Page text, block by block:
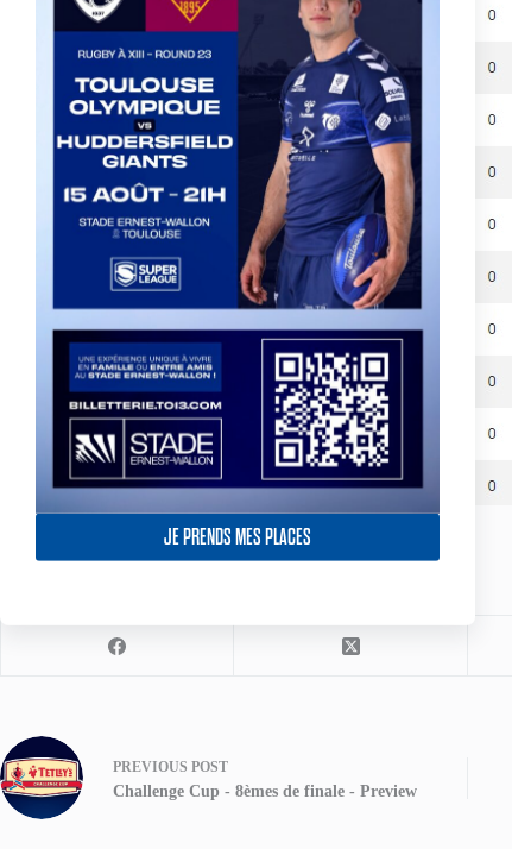
JE PRENDS MES PLACES
PREVIOUS POST
Challenge Cup - 8èmes de finale - Preview